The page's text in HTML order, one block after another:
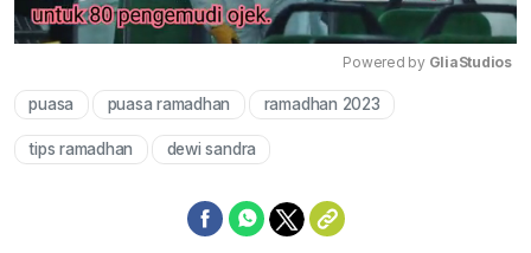
Powered by GliaStudios
puasa puasa ramadhan ramadhan 2023
tips ramadhan dewi sandra